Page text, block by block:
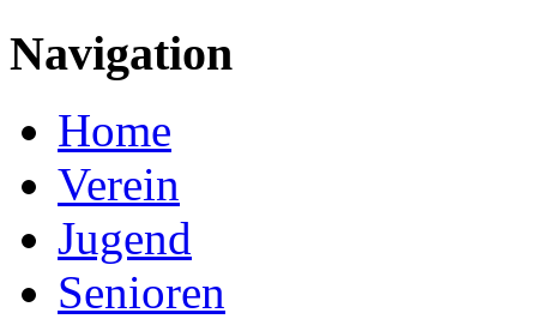
Navigation
Home
Verein
Jugend
Senioren